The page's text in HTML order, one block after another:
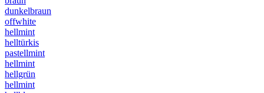
dunkelbraun
offwhite
hellmint
helltürkis
pastellmint
hellmint
hellgrün
hellmint